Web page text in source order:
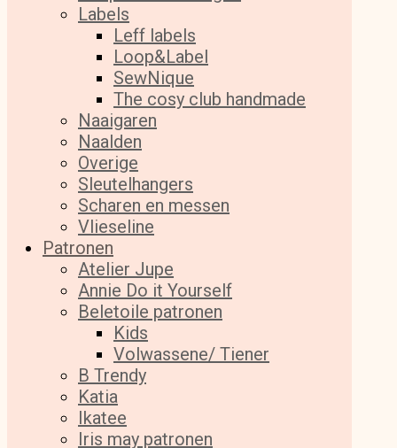
Labels
Leff labels
Loop&Label
SewNique
The cosy club handmade
Naaigaren
Naalden
Overige
Sleutelhangers
Scharen en messen
Vlieseline
Patronen
Atelier Jupe
Annie Do it Yourself
Beletoile patronen
Kids
Volwassene/ Tiener
B Trendy
Katia
Ikatee
Iris may patronen